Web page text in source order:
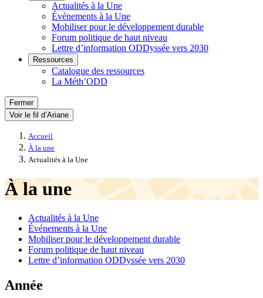
Actualités à la Une
Événements à la Une
Mobiliser pour le développement durable
Forum politique de haut niveau
Lettre d’information ODDyssée vers 2030
Ressources
Catalogue des ressources
La Méth’ODD
Fermer
Voir le fil d’Ariane
Accueil
À la une
Actualités à la Une
À la une
Actualités à la Une
Événements à la Une
Mobiliser pour le développement durable
Forum politique de haut niveau
Lettre d’information ODDyssée vers 2030
Année